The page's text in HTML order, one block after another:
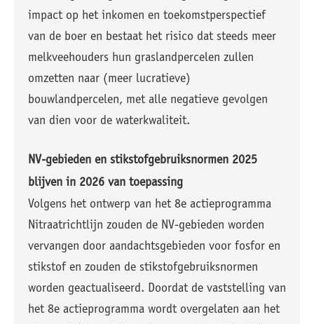
impact op het inkomen en toekomstperspectief
van de boer en bestaat het risico dat steeds meer
melkveehouders hun graslandpercelen zullen
omzetten naar (meer lucratieve)
bouwlandpercelen, met alle negatieve gevolgen
van dien voor de waterkwaliteit.
NV-gebieden en stikstofgebruiksnormen 2025
blijven in 2026 van toepassing
Volgens het ontwerp van het 8e actieprogramma
Nitraatrichtlijn zouden de NV-gebieden worden
vervangen door aandachtsgebieden voor fosfor en
stikstof en zouden de stikstofgebruiksnormen
worden geactualiseerd. Doordat de vaststelling van
het 8e actieprogramma wordt overgelaten aan het